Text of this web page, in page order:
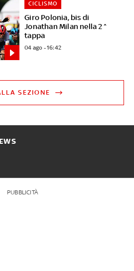
Giro Polonia, bis di
Jonathan Milan nella 2^
tappa
CICLISMO
04 ago - 16:42
SEZIONE
PUBBLICITÀ